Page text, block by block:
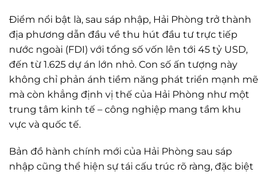
Điểm nổi bật là, sau sáp nhập, Hải Phòng trở thành
địa phương dẫn đầu về thu hút đầu tư trực tiếp
nước ngoài (FDI) với tổng số vốn lên tới 45 tỷ USD,
đến từ 1.625 dự án lớn nhỏ. Con số ấn tượng này
không chỉ phản ánh tiềm năng phát triển mạnh mẽ
mà còn khẳng định vị thế của Hải Phòng như một
trung tâm kinh tế – công nghiệp mang tầm khu
vực và quốc tế.
Bản đồ hành chính mới của Hải Phòng sau sáp
nhập cũng thể hiện sự tái cấu trúc rõ ràng, đặc biệt